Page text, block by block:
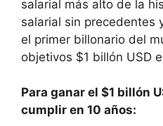
salarial más alto de la
salarial sin precedentes
el primer billonario del
objetivos $1 billón USD
Para ganar el $1 billón
cumplir en 10 años: